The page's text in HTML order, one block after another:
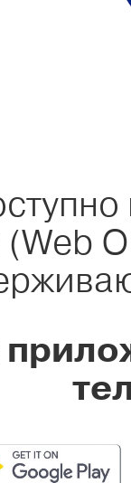
(Web
____________
____________